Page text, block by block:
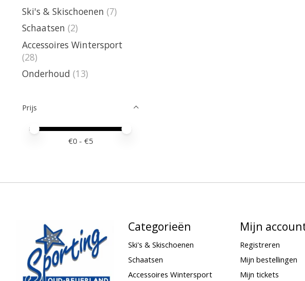
Ski's & Skischoenen (7)
Schaatsen (2)
Accessoires Wintersport
(28)
Onderhoud (13)
Prijs
Minimale prijswaarde
Price maximum value
€0 - €5
Categorieën
Ski's & Skischoenen
Schaatsen
Accessoires Wintersport
Mijn
Registreren
Mijn bestellingen
Mijn tickets